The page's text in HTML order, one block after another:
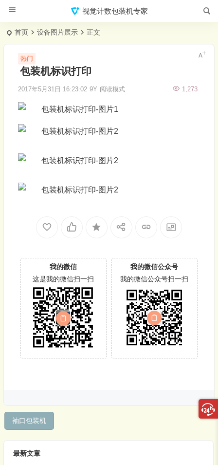
视觉计数包装机专家
首页 设备图片展示 正文
包装机标识打印
热门
2017年5月31日 16:23:02 9Y 1,273
阅读模式
我的微信
这是我的微信扫一扫
我的微信公众号
我的微信公众号扫一扫
袖口包装机
最新文章